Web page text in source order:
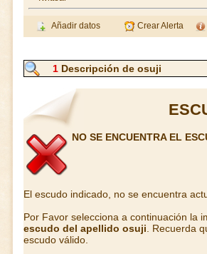
Añadir datos Crear Alerta
1 Descripción de osuji
NO SE ENCUENTRA EL
El escudo indicado, no se encuentra
Por Favor selecciona a continuación la
escudo del apellido osuji . Recuerda
escudo válido.